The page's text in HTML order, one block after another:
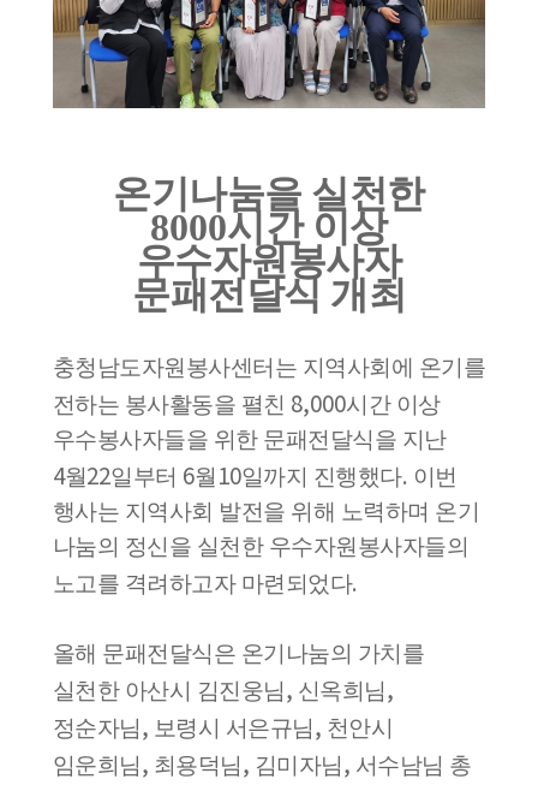
온기나눔을 실천한
8000시간 이상
우수자원봉사자
문패전달식 개최
충청남도자원봉사센터는 지역사회에 온기를
전하는 봉사활동을 펼친 8,000시간 이상
우수봉사자들을 위한 문패전달식을 지난
4월22일부터 6월 10일까지 진행했다. 이번
행사는 지역사회 발전을 위해 노력하며 온기
나눔의 정신을 실천한 우수자원봉사자들의
노고를 격려하고자 마련되었다.
올해 문패전달식은 온기나눔의 가치를
실천한 아산시 김진웅님, 신옥희님,
정순자님, 보령시 서은규님, 천안시
임운희님, 최용덕님, 김미자님, 서수남님 총